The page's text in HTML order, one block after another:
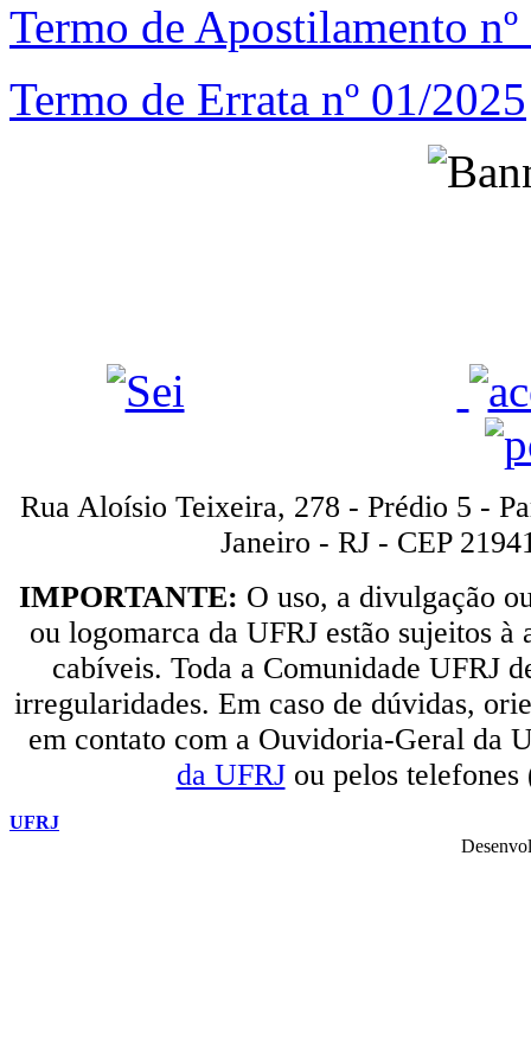
Termo de Apostilamento
Termo de Errata nº 01/2025
Rua Aloísio Teixeira, 278 - Prédio 5 -
Janeiro - RJ - CEP
IMPORTANTE: O uso, a divulgação
ou logomarca da UFRJ estão sujeitos
cabíveis. Toda a Comunidade UFRJ
irregularidades. Em caso de dúvidas,
em contato com a Ouvidoria-Geral da
da UFRJou pelos telefones
UFRJ